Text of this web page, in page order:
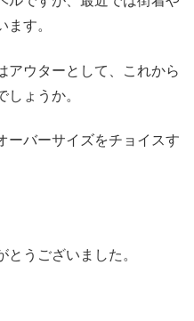
す。
アウターとして、これから
ょうか。
ーバーサイズをチョイスす
うございました。